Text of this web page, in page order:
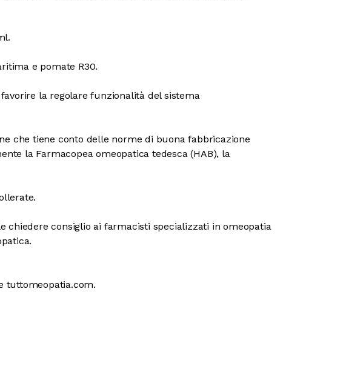
e pomate R30.
la regolare funzionalità del sistema
che tiene conto delle norme di buona fabbricazione
la Farmacopea omeopatica tedesca (HAB), la
chiedere consiglio ai farmacisti specializzati in omeopatia
tuttomeopatia.com.